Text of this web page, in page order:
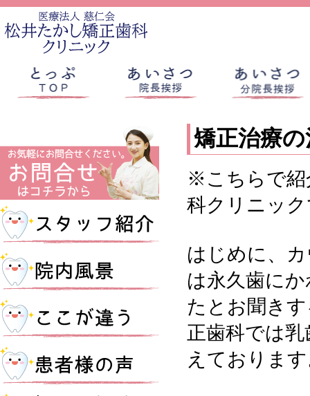
矯正治療
※こちらで紹
科クリニッ
はじめに、
は永久歯に
たとお聞き
正歯科では
えておりま